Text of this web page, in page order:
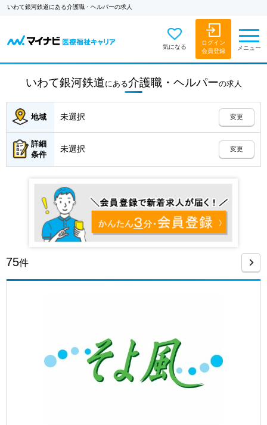
いわて銀河鉄道にある介護職・ヘルパーの求人
気になる
ログイン
会員登録
メニュー
いわて銀河鉄道にある介護職・ヘルパーの求人
地域 未選択 変更
詳細
条件
未選択 変更
75件